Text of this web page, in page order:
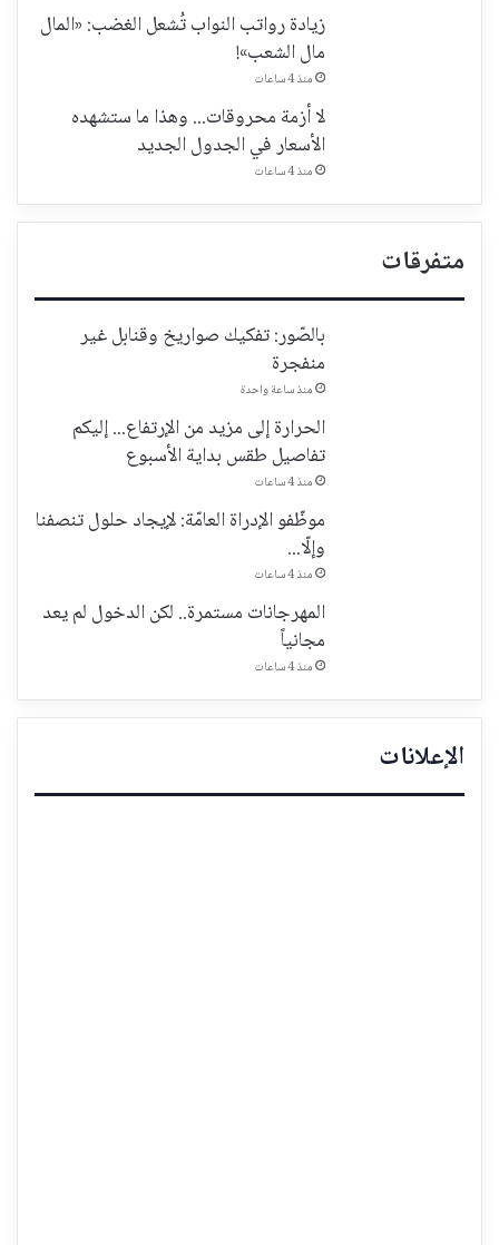
زيادة رواتب النواب تُشعل الغضب: «المال
مال الشعب»!
منذ 4 ساعات
لا أزمة محروقات... وهذا ما ستشهده
الأسعار في الجدول الجديد
منذ 4 ساعات
متفرقات
بالصّور: تفكيك صواريخ وقنابل غير
منفجرة
منذ ساعة واحدة
الحرارة إلى مزيد من الإرتفاع... إليكم
تفاصيل طقس بداية الأسبوع
منذ 4 ساعات
موظّفو الإدراة العامّة: لإيجاد حلول تنصفنا
وإلّا...
منذ 4 ساعات
المهرجانات مستمرة.. لكن الدخول لم يعد
مجانياً
منذ 4 ساعات
الإعلانات